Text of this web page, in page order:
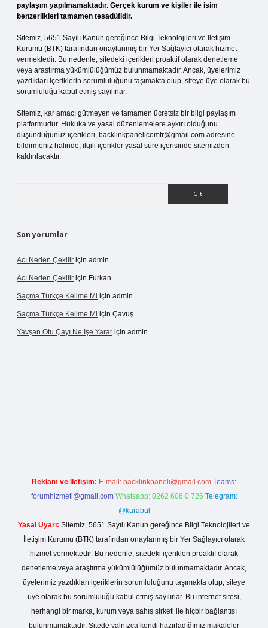
paylaşım yapılmamaktadır. Gerçek kurum ve kişiler ile isim
benzerlikleri tamamen tesadüfidir.
Sitemiz, 5651 Sayılı Kanun gereğince Bilgi Teknolojileri ve İletişim
Kurumu (BTK) tarafından onaylanmış bir Yer Sağlayıcı olarak hizmet
vermektedir. Bu nedenle, sitedeki içerikleri proaktif olarak denetleme
veya araştırma yükümlülüğümüz bulunmamaktadır. Ancak, üyelerimiz
yazdıkları içeriklerin sorumluluğunu taşımakta olup, siteye üye olarak bu
sorumluluğu kabul etmiş sayılırlar.
Sitemiz, kar amacı gütmeyen ve tamamen ücretsiz bir bilgi paylaşım
platformudur. Hukuka ve yasal düzenlemelere aykırı olduğunu
düşündüğünüz içerikleri, backlinkpanelicomtr@gmail.com adresine
bildirmeniz halinde, ilgili içerikler yasal süre içerisinde sitemizden
kaldırılacaktır.
Son yorumlar
Acı Neden Çekilir için admin
Acı Neden Çekilir için Furkan
Saçma Türkçe Kelime Mi için admin
Saçma Türkçe Kelime Mi için Çavuş
Yavşan Otu Çayı Ne Işe Yarar için admin
Reklam ve İletişim: E-mail: backlinkpaneli@gmail.com Teams:
forumhizmeti@gmail.com Whatsapp: 0262 606 0 726 Telegram:
@karabul
Yasal Uyarı: Sitemiz, 5651 Sayılı Kanun gereğince Bilgi Teknolojileri ve
İletişim Kurumu (BTK) tarafından onaylanmış bir Yer Sağlayıcı olarak
hizmet vermektedir. Bu nedenle, sitedeki içerikleri proaktif olarak
denetleme veya araştırma yükümlülüğümüz bulunmamaktadır. Ancak,
üyelerimiz yazdıkları içeriklerin sorumluluğunu taşımakta olup, siteye
üye olarak bu sorumluluğu kabul etmiş sayılırlar. Bu internet sitesi,
herhangi bir marka, kurum veya şahıs şirketi ile hiçbir bağlantısı
bulunmamaktadır. Sitede yalnızca kendi hazırladığımız makaleler